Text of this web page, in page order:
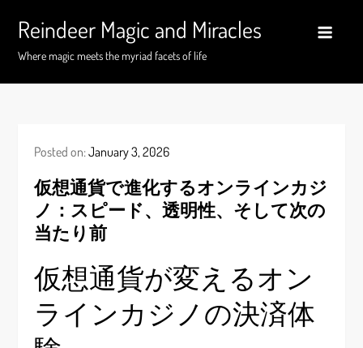
content
Reindeer Magic and Miracles
Where magic meets the myriad facets of life
Posted on:January 3, 2026
仮想通貨で進化するオンラインカジ
ノ：スピード、透明性、そして次の
当たり前
仮想通貨が変えるオン
ラインカジノの決済体